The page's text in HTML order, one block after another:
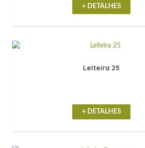
+ DETALHES
Leiteira 25
+ DETALHES